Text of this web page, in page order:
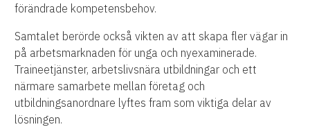
förändrade kompetensbehov.
Samtalet berörde också vikten av att skapa fler vägar in
på arbetsmarknaden för unga och nyexaminerade.
Traineetjänster, arbetslivsnära utbildningar och ett
närmare samarbete mellan företag och
utbildningsanordnare lyftes fram som viktiga delar av
lösningen.